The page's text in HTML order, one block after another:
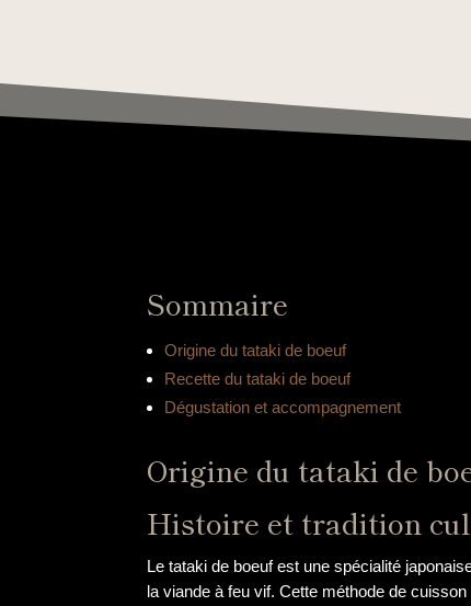
Sommaire
Origine du tataki de boeuf
Recette du tataki de boeuf
Dégustation et accompagnement
Origine du tataki de
Histoire et tradition
Le tataki de boeuf est une spécialité
la viande à feu vif. Cette méthode de